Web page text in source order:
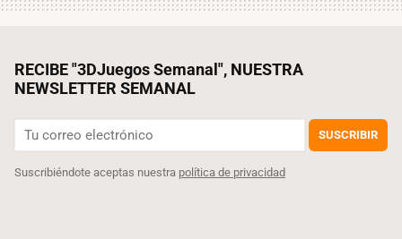
RECIBE "3DJuegos Semanal", NUESTRA
NEWSLETTER SEMANAL
SUSCRIBIR
Suscribiéndote aceptas nuestra política de privacidad